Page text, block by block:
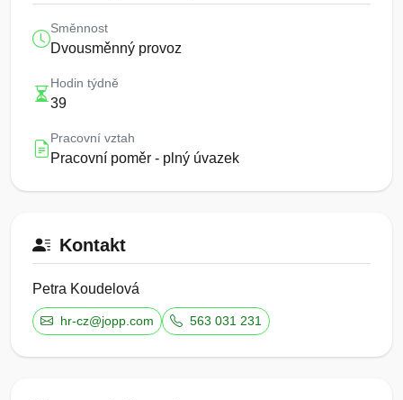
Směnnost
Dvousměnný provoz
Hodin týdně
39
Pracovní vztah
Pracovní poměr - plný úvazek
Kontakt
Petra Koudelová
hr-cz@jopp.com 563 031 231